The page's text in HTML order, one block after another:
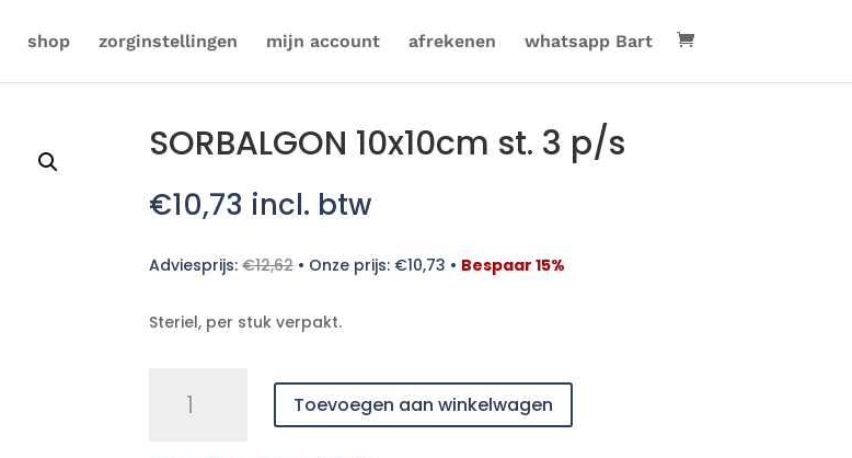
shop zorginstellingen mijn account afrekenen whatsapp Bart
SORBALGON 10x10cm st. 3 p/s
€10,73 incl. btw
Adviesprijs:€12,62• Onze prijs: €10,73 • Bespaar 15%
Steriel, per stuk verpakt.
10x10cm
Toevoegen aan winkelwagen